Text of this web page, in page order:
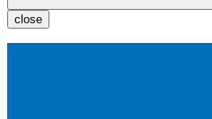
close